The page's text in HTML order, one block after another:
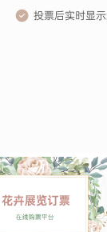
投票后实时显